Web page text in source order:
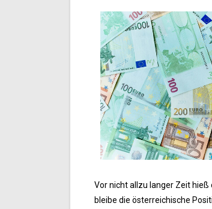
Vor nicht allzu langer Zeit hieß
bleibe die österreichische